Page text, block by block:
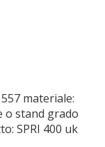
materiale:
o stand grado
SPRI 400 uk